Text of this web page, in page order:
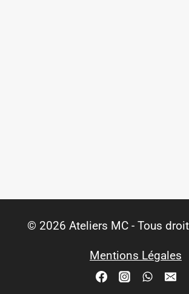
© 2026 Ateliers MC - Tous
Mentions Légales